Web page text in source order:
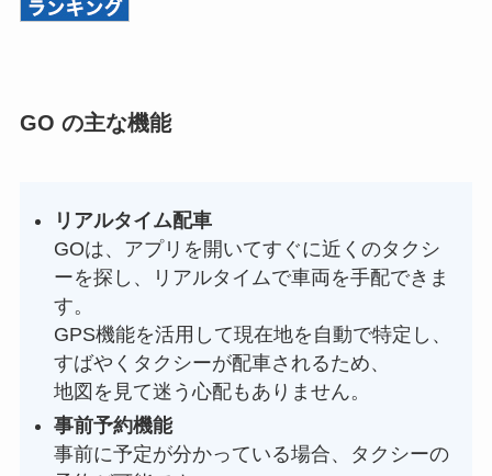
GO の主な機能
リアルタイム配車
GOは、アプリを開いてすぐに近くのタクシ
ーを探し、リアルタイムで車両を手配できま
す。
GPS機能を活用して現在地を自動で特定し、
すばやくタクシーが配車されるため、
地図を見て迷う心配もありません。
事前予約機能
事前に予定が分かっている場合、タクシーの